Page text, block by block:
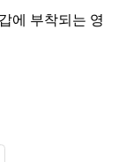
에 부착되는 영